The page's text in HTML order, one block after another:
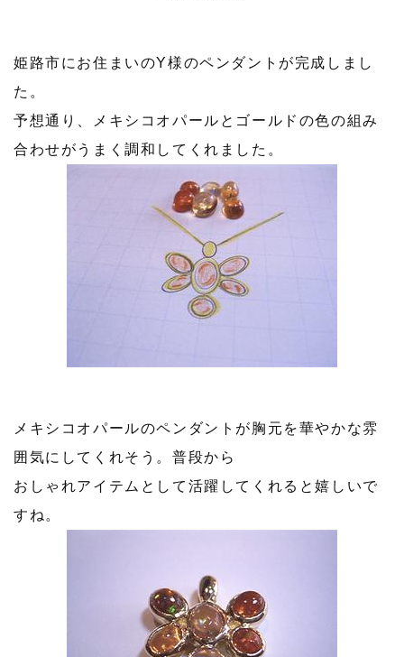
姫路市にお住まいのY様のペンダントが完成しまし
た。
予想通り、メキシコオパールとゴールドの色の組み
合わせがうまく調和してくれました。
メキシコオパールのペンダントが胸元を華やかな雰
囲気にしてくれそう。普段から
おしゃれアイテムとして活躍してくれると嬉しいで
すね。